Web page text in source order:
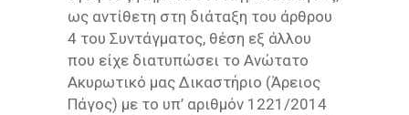
ως αντίθετη στη διάταξη του άρθρου
4 του Συντάγματος, θέση εξ άλλου
που είχε διατυπώσει το Ανώτατο
Ακυρωτικό μας Δικαστήριο (Άρειος
Πάγος) με το υπ’ αριθμόν 1221/2014